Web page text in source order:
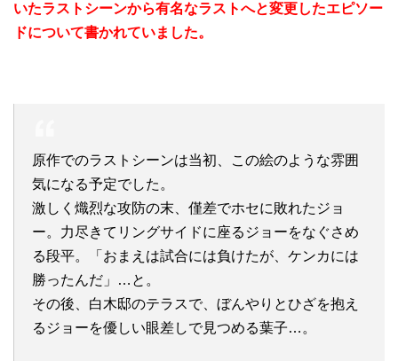
いたラストシーンから有名なラストへと変更したエピソー
ドについて書かれていました。
原作でのラストシーンは当初、この絵のような雰囲
気になる予定でした。
激しく熾烈な攻防の末、僅差でホセに敗れたジョ
ー。力尽きてリングサイドに座るジョーをなぐさめ
る段平。「おまえは試合には負けたが、ケンカには
勝ったんだ」…と。
その後、白木邸のテラスで、ぼんやりとひざを抱え
るジョーを優しい眼差しで見つめる葉子…。